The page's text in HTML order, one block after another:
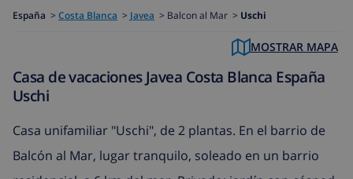
España > Costa Blanca > Javea > Balcon al Mar > Uschi
MOSTRAR MAPA
Casa de vacaciones Javea Costa Blanca España
Uschi
Casa unifamiliar "Uschi", de 2 plantas. En el barrio de
Balcón al Mar, lugar tranquilo, soleado en un barrio